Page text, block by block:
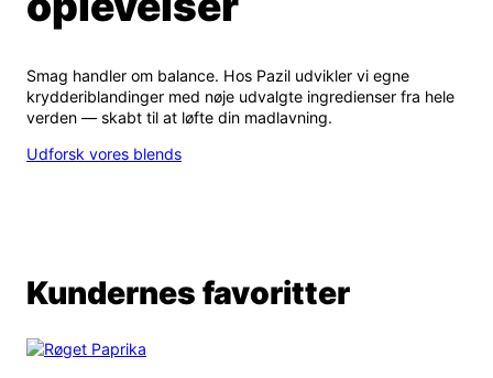
Smag handler om balance. Hos Pazil udvikler vi egne
krydderiblandinger med nøje udvalgte ingredienser fra hele
verden — skabt til at løfte din madlavning.
Udforsk vores blends
Kundernes favoritter